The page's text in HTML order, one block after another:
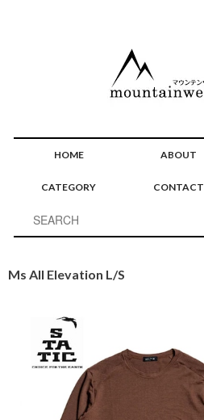
HOME ABOUT
CATEGORY CONTACT
Ms All Elevation L/S